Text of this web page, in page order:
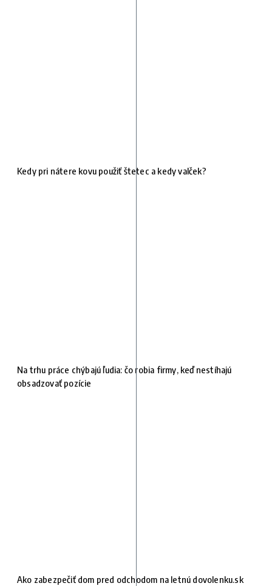
Kedy pri nátere kovu použiť štetec a kedy valček?
Na trhu práce chýbajú ľudia: čo robia firmy, keď nestíhajú
obsadzovať pozície
Ako zabezpečiť dom pred odchodom na letnú dovolenku.sk